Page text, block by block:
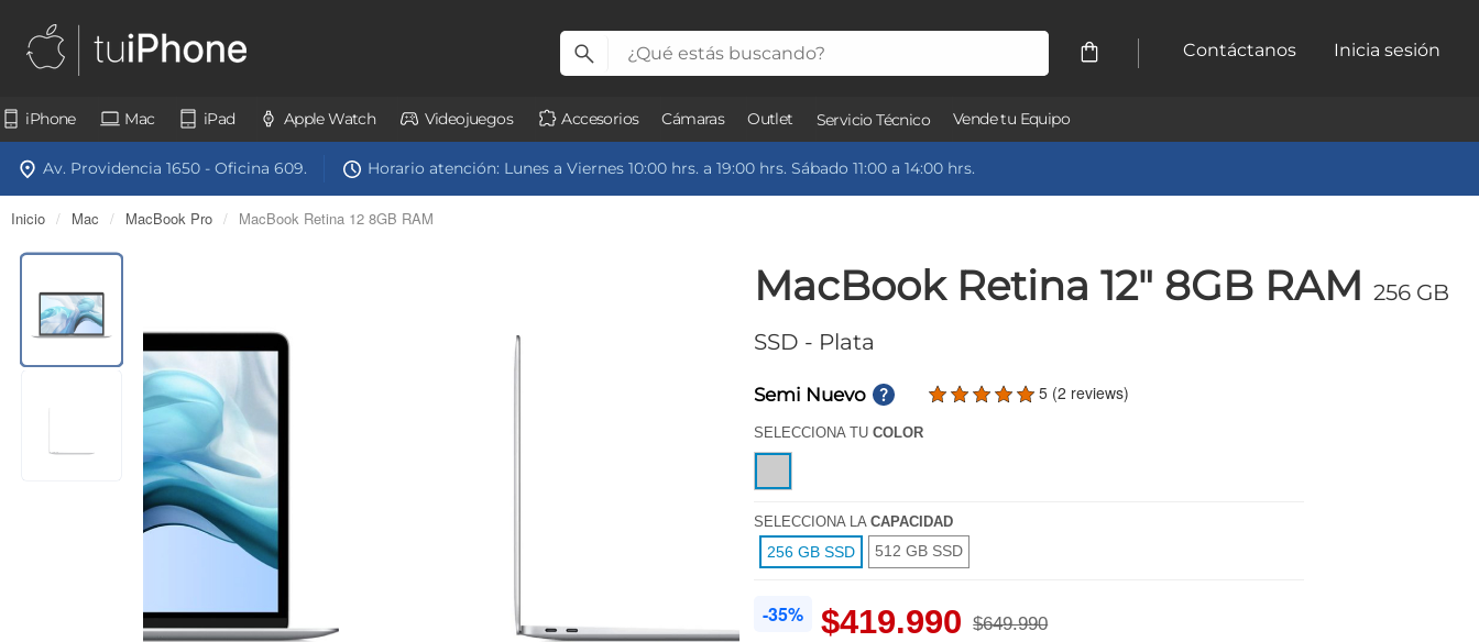
Contáctanos Inicia sesión
iPhone Mac iPad Apple Watch Videojuegos Accesorios Cámaras Outlet Servicio Técnico Vende tu Equipo
Av. Providencia 1650 - Oficina 609. Horario atención: Lunes a Viernes 10:00 hrs. a 19:00 hrs. Sábado 11:00 a 14:00 hrs.
Inicio / Mac / MacBook Pro / MacBook Retina 12 8GB RAM
MacBook Retina 12" 8GB RAM256 GB
SSD - Plata
Semi Nuevo 5 (2 reviews)
SELECCIONA TUCOLOR
SELECCIONA LACAPACIDAD
256 GB SSD 512 GB SSD
-35% $419.990 $649.990